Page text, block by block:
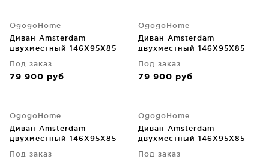
OgogoHome
Диван Amsterdam
двухместный 146X95X85
Под заказ
79 900 руб
OgogoHome
Диван Amsterdam
двухместный 146X95X85
Под заказ
79 900 руб
OgogoHome
Диван Amsterdam
двухместный 146X95X85
Под заказ
OgogoHome
Диван Amsterdam
двухместный 146X95X85
Под заказ